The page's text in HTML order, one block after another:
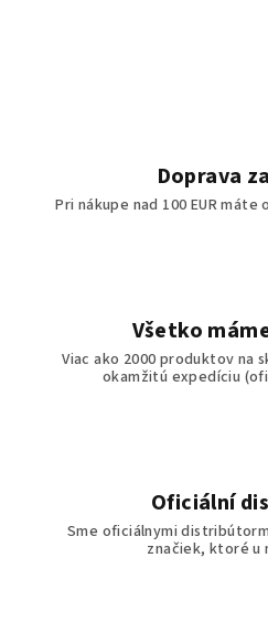
Doprava
Pri nákupe nad 100 EUR
Všetko
Viac ako 2000 produktov na
okamžitú expedíciu
Oficiální
Sme oficiálnymi
značiek, ktoré u